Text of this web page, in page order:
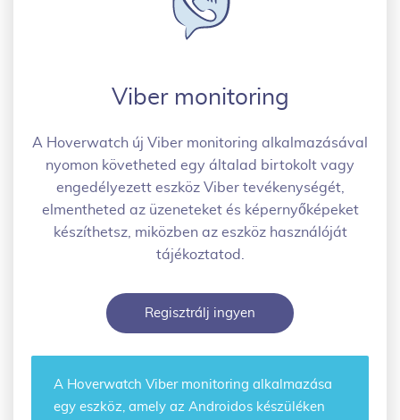
Viber monitoring
A Hoverwatch új Viber monitoring alkalmazásával
nyomon követheted egy általad birtokolt vagy
engedélyezett eszköz Viber tevékenységét,
elmentheted az üzeneteket és képernyőképeket
készíthetsz, miközben az eszköz használóját
tájékoztatod.
Regisztrálj ingyen
A Hoverwatch Viber monitoring alkalmazása
egy eszköz, amely az Androidos készüléken